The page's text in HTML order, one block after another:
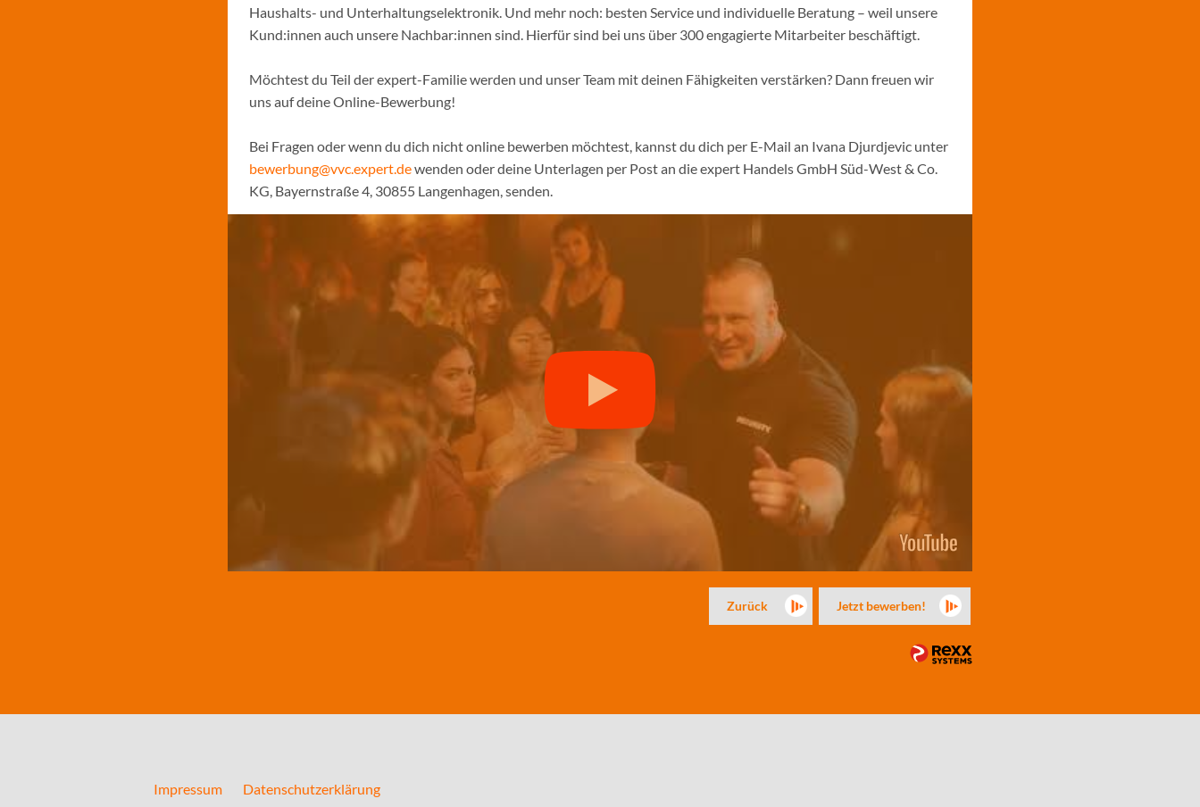
Haushalts- und Unterhaltungselektronik. Und mehr noch: besten Service und individuelle Beratung – weil unsere
Kund:innen auch unsere Nachbar:innen sind. Hierfür sind bei uns über 300 engagierte Mitarbeiter beschäftigt.
Möchtest du Teil der expert-Familie werden und unser Team mit deinen Fähigkeiten verstärken? Dann freuen wir
uns auf deine Online-Bewerbung!
Bei Fragen oder wenn du dich nicht online bewerben möchtest, kannst du dich per E-Mail an Ivana Djurdjevic unter
bewerbung@vvc.expert.dewenden oder deine Unterlagen per Post an die expert Handels GmbH Süd-West & Co.
KG, Bayernstraße 4, 30855 Langenhagen, senden.
Zurück Jetzt bewerben!
Impressum Datenschutzerklärung